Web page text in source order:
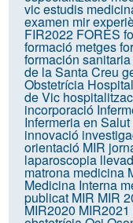
vicestudis
examen mir
FIR2022 FORES
formació metges
formación
de la Santa Creu
Obstetrícia
de Vic
incorporació
Infermeria en
innovació
orientació MIR
laparoscopia
matrona medicina
Medicina Interna
publicat MIR MIR
MIR2020 MIR2021